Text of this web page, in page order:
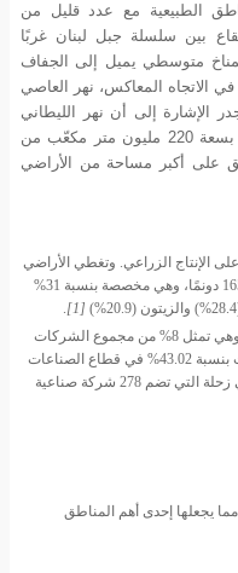
الطبيعية مع عدد قليل من
بين سلسلة جبل لبنان غربًا
متوسطي يميل إلى الجفاف
الاتجاه المعاكس، نهر العاصي
الإشارة إلى أن نهر الليطاني
يضم أكبر سدٍّ في لبنان، وهو نهر القرعون بسعة 220 مليون متر مكعّب من
على أكبر مساحة من الأراضي
الإنتاج الزراعي. وتغطي الأراضي
الزراعية الدائمة في المحافظة مساحة 165,660 دونمًا، وهي مخصصة بنسبة 31%
[1]
.
ثمة 323 شركة صناعية في البقاع، وهي تمثل 8% من مجموع الشركات
وتعمل هذه الشركات بنسبة 43.02% في قطاع الصناعات
278 شركة صناعية
مما يجعلها إحدى أهم المناطق